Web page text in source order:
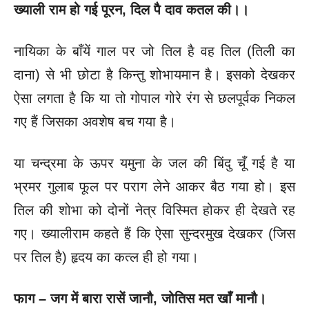
ख्याली राम हो गई पूरन, दिल पै दाव कतल की।।
नायिका के बाँयें गाल पर जो तिल है वह तिल (तिली का
दाना) से भी छोटा है किन्तु शोभायमान है। इसको देखकर
ऐसा लगता है कि या तो गोपाल गोरे रंग से छलपूर्वक निकल
गए हैं जिसका अवशेष बच गया है।
या चन्द्रमा के ऊपर यमुना के जल की बिंदु चूँ गई है या
भ्रमर गुलाब फूल पर पराग लेने आकर बैठ गया हो। इस
तिल की शोभा को दोनों नेत्र विस्मित होकर ही देखते रह
गए। ख्यालीराम कहते हैं कि ऐसा सुन्दरमुख देखकर (जिस
पर तिल है) हृदय का कत्ल ही हो गया।
फाग – जग में बारा रासें जानौ, जोतिस मत खाँ मानौ।